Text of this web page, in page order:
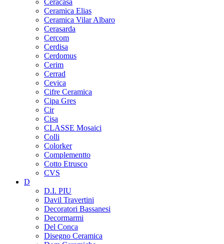
Ceracasa
Ceramica Elias
Ceramica Vilar Albaro
Cerasarda
Cercom
Cerdisa
Cerdomus
Cerim
Cerrad
Cevica
Cifre Ceramica
Cipa Gres
Cir
Cisa
CLASSE Mosaici
Colli
Colorker
Complementto
Cotto Etrusco
CVS
D
D.I. PIU
Davil Travertini
Decoratori Bassanesi
Decormarmi
Del Conca
Disegno Ceramica